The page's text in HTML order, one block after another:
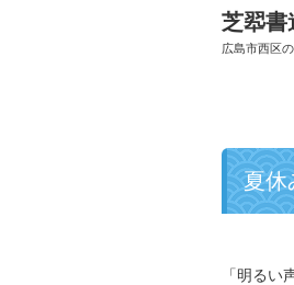
芝翆書
広島市西区
夏休
「明るい